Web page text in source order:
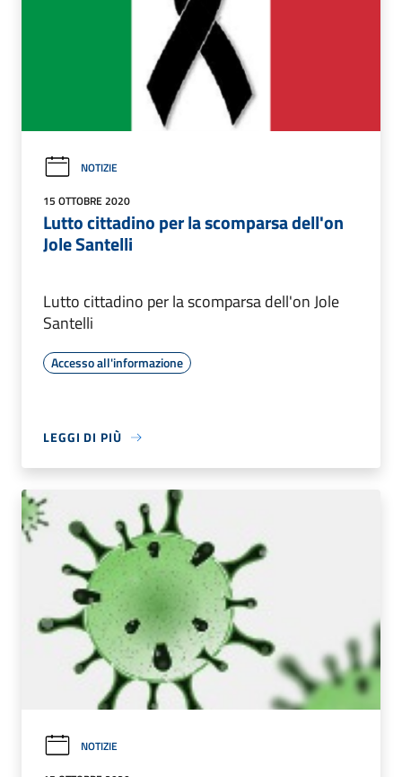
NOTIZIE
15 OTTOBRE 2020
Lutto cittadino per la scomparsa dell'on
Jole Santelli
Lutto cittadino per la scomparsa dell'on Jole
Santelli
Accesso all'informazione
LEGGI DI PIÙ
NOTIZIE